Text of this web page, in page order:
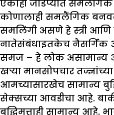
एकाही जोडप्यात समलैंगिक
कोणालाही समलैंगिक
समलिंगी असणे हे स्त्री आणि
नातेसंबंधाइतकेच नैसर्गिक
समज – हे लोक असामान्य
खर्‍या मानसोपचार
आमच्यासारखेच सामान्य
सेक्सच्या आवडीचा आहे.
बुद्धिमत्ताही सामान्य आहे.